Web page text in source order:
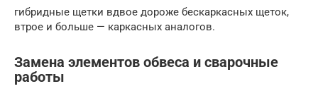
гибридные щетки вдвое дороже бескаркасных щеток,
втрое и больше — каркасных аналогов.
Замена элементов обвеса и сварочные
работы